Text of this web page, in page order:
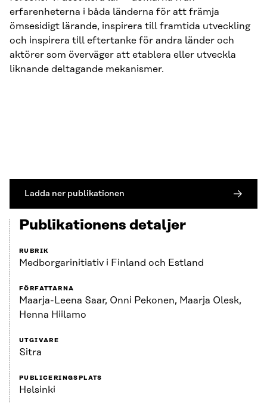
erfarenheterna i båda länderna för att främja
ömsesidigt lärande, inspirera till framtida utveckling
och inspirera till eftertanke för andra länder och
aktörer som överväger att etablera eller utveckla
liknande deltagande mekanismer.
Ladda ner publikationen
Publikationens detaljer
RUBRIK
Medborgarinitiativ i Finland och Estland
FÖRFATTARNA
Maarja-Leena Saar, Onni Pekonen, Maarja Olesk,
Henna Hiilamo
UTGIVARE
Sitra
PUBLICERINGSPLATS
Helsinki